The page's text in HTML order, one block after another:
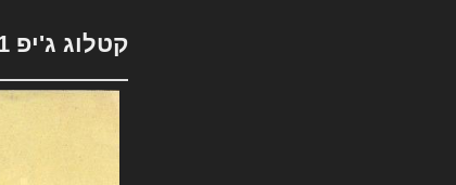
קטלוג ג'יפ 1971